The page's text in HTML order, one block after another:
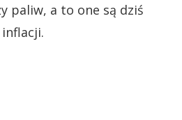
paliw, a to one są dziś